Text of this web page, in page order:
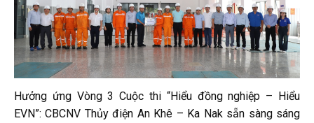
Hưởng ứng Vòng 3 Cuộc thi “Hiểu đồng nghiệp – Hiểu
EVN”: CBCNV Thủy điện An Khê – Ka Nak sẵn sàng sáng